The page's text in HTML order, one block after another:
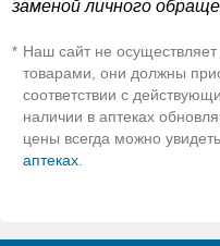
заменой личного
* Наш сайт не
товарами, они должны
соответствии с
наличии в аптеках
цены всегда можно
аптеках